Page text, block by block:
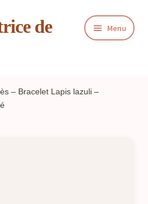
de
Menu
– Bracelet Lapis lazuli –